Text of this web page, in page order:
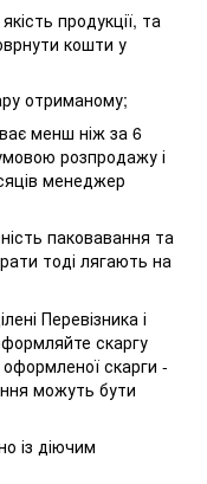
продукції, та
кошти у
отриманому;
менш ніж за 6
розпродажу і
менеджер
паковавання та
тоді лягають на
Перевізника і
скаргу
скарги -
можуть бути
із діючим